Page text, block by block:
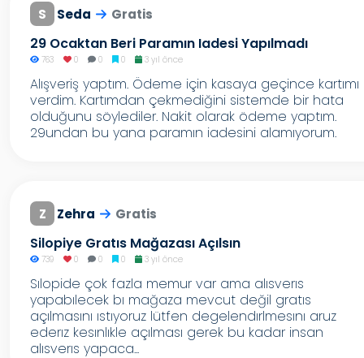
S Seda Gratis
29 Ocaktan Beri Paramın Iadesi Yapılmadı
763 0 0 0 3 yıl önce
Alışveriş yaptım. Ödeme için kasaya geçince kartımı
verdim. Kartımdan çekmediğini sistemde bir hata
olduğunu söylediler. Nakit olarak ödeme yaptım.
29undan bu yana paramın iadesini alamıyorum.
Z Zehra Gratis
Silopiye Gratıs Mağazası Açılsın
739 0 0 0 3 yıl önce
Sılopide çok fazla memur var ama alısverıs
yapabılecek bı mağaza mevcut değil gratıs
açılmasını ıstıyoruz lütfen degelendırlmesını aruz
ederız kesınlıkle açılması gerek bu kadar insan
alısverıs yapaca...